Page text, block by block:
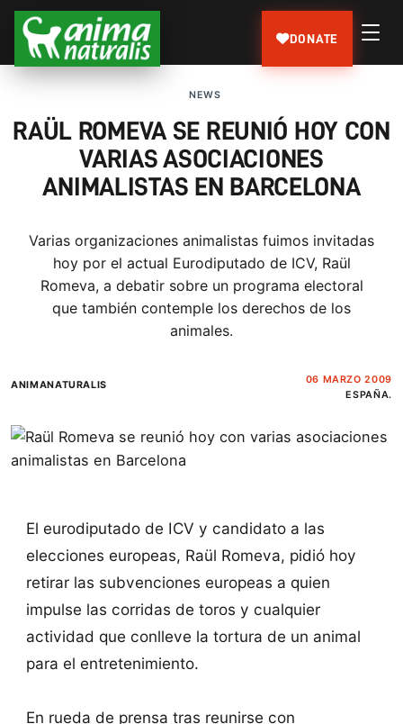
DONATE
NEWS
RAÜL ROMEVA SE REUNIÓ HOY CON
VARIAS ASOCIACIONES
ANIMALISTAS EN BARCELONA
Varias organizaciones animalistas fuimos invitadas
hoy por el actual Eurodiputado de ICV, Raül
Romeva, a debatir sobre un programa electoral
que también contemple los derechos de los
animales.
ANIMANATURALIS
06 MARZO 2009
ESPAÑA.
El eurodiputado de ICV y candidato a las
elecciones europeas, Raül Romeva, pidió hoy
retirar las subvenciones europeas a quien
impulse las corridas de toros y cualquier
actividad que conlleve la tortura de un animal
para el entretenimiento.
En rueda de prensa tras reunirse con